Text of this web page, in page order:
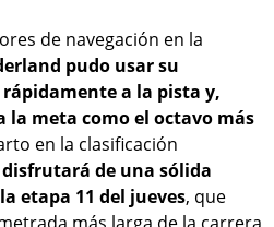
de navegación en la
pudo usar su
a la pista y,
la meta como el octavo más
en la clasificación
de una sólida
etapa 11 del jueves, que